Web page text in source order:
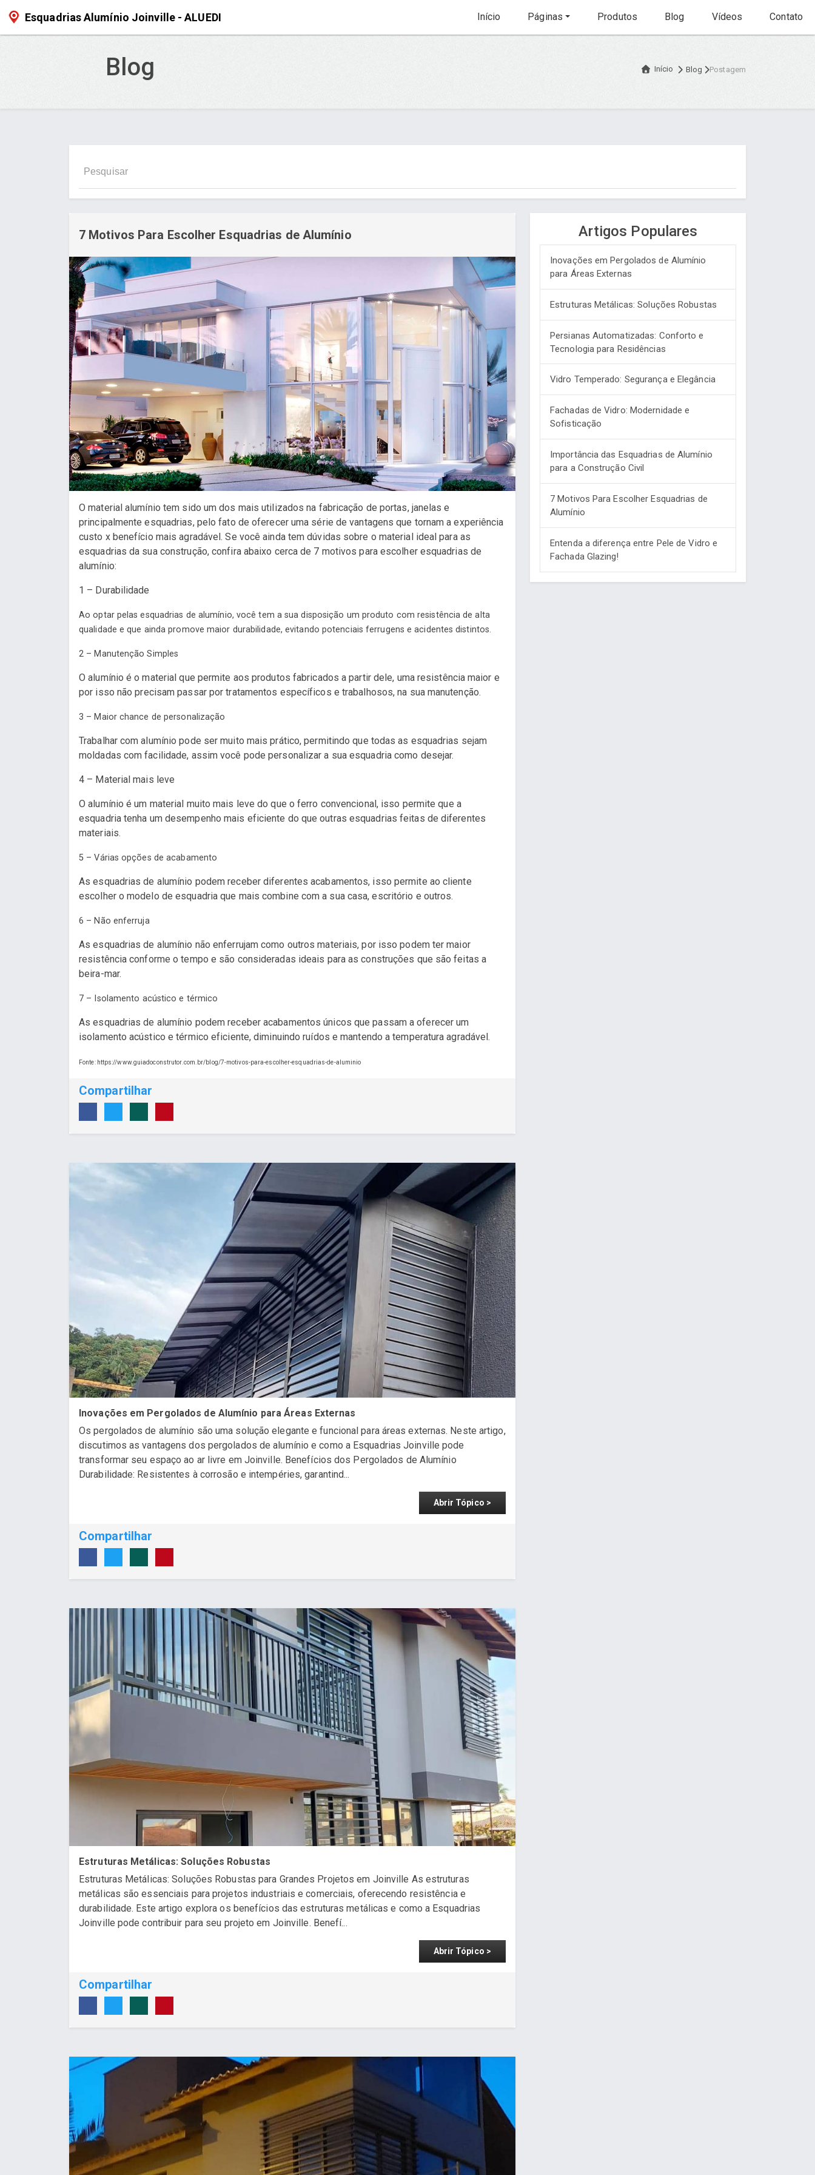
Esquadrias Alumínio Joinville - ALUEDI Início Páginas Produtos Blog Vídeos Contato
Blog Início Blog Postagem
7 Motivos Para Escolher Esquadrias de Alumínio
O material alumínio tem sido um dos mais utilizados na fabricação de portas, janelas e
principalmente esquadrias, pelo fato de oferecer uma série de vantagens que tornam a experiência
custo x benefício mais agradável. Se você ainda tem dúvidas sobre o material ideal para as
esquadrias da sua construção, confira abaixo cerca de 7 motivos para escolher esquadrias de
alumínio:
1 – Durabilidade
Ao optar pelas esquadrias de alumínio, você tem a sua disposição um produto com resistência de alta
qualidade e que ainda promove maior durabilidade, evitando potenciais ferrugens e acidentes distintos.
2 – Manutenção Simples
O alumínio é o material que permite aos produtos fabricados a partir dele, uma resistência maior e
por isso não precisam passar por tratamentos específicos e trabalhosos, na sua manutenção.
3 – Maior chance de personalização
Trabalhar com alumínio pode ser muito mais prático, permitindo que todas as esquadrias sejam
moldadas com facilidade, assim você pode personalizar a sua esquadria como desejar.
4 – Material mais leve
O alumínio é um material muito mais leve do que o ferro convencional, isso permite que a
esquadria tenha um desempenho mais eficiente do que outras esquadrias feitas de diferentes
materiais.
5 – Várias opções de acabamento
As esquadrias de alumínio podem receber diferentes acabamentos, isso permite ao cliente
escolher o modelo de esquadria que mais combine com a sua casa, escritório e outros.
6 – Não enferruja
As esquadrias de alumínio não enferrujam como outros materiais, por isso podem ter maior
resistência conforme o tempo e são consideradas ideais para as construções que são feitas a
beira-mar.
7 – Isolamento acústico e térmico
As esquadrias de alumínio podem receber acabamentos únicos que passam a oferecer um
isolamento acústico e térmico eficiente, diminuindo ruídos e mantendo a temperatura agradável.
Fonte: https://www.guiadoconstrutor.com.br/blog/7-motivos-para-escolher-esquadrias-de-aluminio
Compartilhar
Inovações em Pergolados de Alumínio para Áreas Externas
Os pergolados de alumínio são uma solução elegante e funcional para áreas externas. Neste artigo,
discutimos as vantagens dos pergolados de alumínio e como a Esquadrias Joinville pode
transformar seu espaço ao ar livre em Joinville. Benefícios dos Pergolados de Alumínio
Durabilidade: Resistentes à corrosão e intempéries, garantind...
Abrir Tópico >
Compartilhar
Estruturas Metálicas: Soluções Robustas
Estruturas Metálicas: Soluções Robustas para Grandes Projetos em Joinville As estruturas
metálicas são essenciais para projetos industriais e comerciais, oferecendo resistência e
durabilidade. Este artigo explora os benefícios das estruturas metálicas e como a Esquadrias
Joinville pode contribuir para seu projeto em Joinville. Benefí...
Abrir Tópico >
Compartilhar
Artigos Populares
Inovações em Pergolados de Alumínio
para Áreas Externas
Estruturas Metálicas: Soluções Robustas
Persianas Automatizadas: Conforto e
Tecnologia para Residências
Vidro Temperado: Segurança e Elegância
Fachadas de Vidro: Modernidade e
Sofisticação
Importância das Esquadrias de Alumínio
para a Construção Civil
7 Motivos Para Escolher Esquadrias de
Alumínio
Entenda a diferença entre Pele de Vidro e
Fachada Glazing!